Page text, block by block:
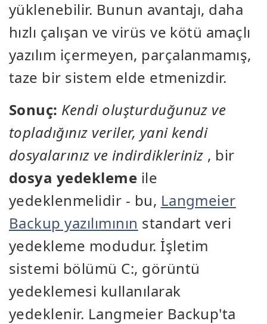
yüklenebilir. Bunun avantajı, daha
hızlı çalışan ve virüs ve kötü amaçlı
yazılım içermeyen, parçalanmamış,
taze bir sistem elde etmenizdir.
Sonuç: Kendi oluşturduğunuz ve
topladığınız veriler, yani kendi
dosyalarınız ve indirdikleriniz , bir
dosya yedekleme ile
yedeklenmelidir - bu, Langmeier
Backup yazılımının standart veri
yedekleme modudur. İşletim
sistemi bölümü C:, görüntü
yedeklemesi kullanılarak
yedeklenir. Langmeier Backup'ta